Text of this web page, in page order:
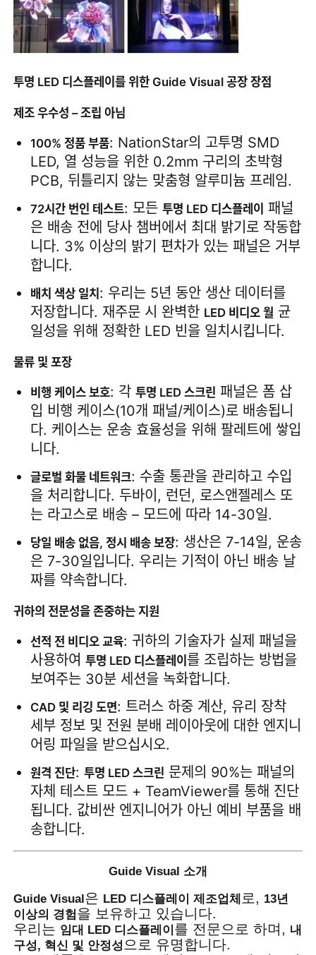
투명 LED 디스플레이를 위한 Guide Visual 공장 장점
제조 우수성 – 조립 아님
100% 정품 부품: NationStar의 고투명 SMD
LED, 열 성능을 위한 0.2mm 구리의 초박형
PCB, 뒤틀리지 않는 맞춤형 알루미늄 프레임.
72시간 번인 테스트: 모든 투명 LED 디스플레이 패널
은 배송 전에 당사 챔버에서 최대 밝기로 작동합
니다. 3% 이상의 밝기 편차가 있는 패널은 거부
합니다.
배치 색상 일치 : 우리는 5년 동안 생산 데이터를
저장합니다. 재주문 시 완벽한 LED 비디오 월 균
일성을 위해 정확한 LED 빈을 일치시킵니다.
물류 및 포장
비행 케이스 보호: 각 투명 LED 스크린 패널은 폼 삽
입 비행 케이스(10개 패널/케이스)로 배송됩니
다. 케이스는 운송 효율성을 위해 팔레트에 쌓입
니다.
글로벌 화물 네트워크: 수출 통관을 관리하고 수입
을 처리합니다. 두바이, 런던, 로스앤젤레스 또
는 라고스로 배송 – 모드에 따라 14-30일.
당일 배송 없음, 정시 배송 보장: 생산은 7-14일, 운송
은 7-30일입니다. 우리는 기적이 아닌 배송 날
짜를 약속합니다.
귀하의 전문성을 존중하는 지원
선적 전 비디오 교육: 귀하의 기술자가 실제 패널을
사용하여 투명 LED 디스플레이 를 조립하는 방법을
보여주는 30분 세션을 녹화합니다.
CAD 및 리깅 도면: 트러스 하중 계산, 유리 장착
세부 정보 및 전원 분배 레이아웃에 대한 엔지니
어링 파일을 받으십시오.
원격 진단: 투명 LED 스크린 문제의 90%는 패널의
자체 테스트 모드 + TeamViewer를 통해 진단
됩니다. 값비싼 엔지니어가 아닌 예비 부품을 배
송합니다.
Guide Visual 소개
Guide Visual 은 LED 디스플레이 제조업체 로, 13년
이상의 경험을 보유하고 있습니다.
우리는 임대 LED 디스플레이 를 전문으로 하며, 내
구성, 혁신 및 안정성 으로 유명합니다.